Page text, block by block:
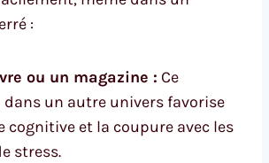
:
ou un magazine : Ce
dans un autre univers favorise
cognitive et la coupure avec les
stress.